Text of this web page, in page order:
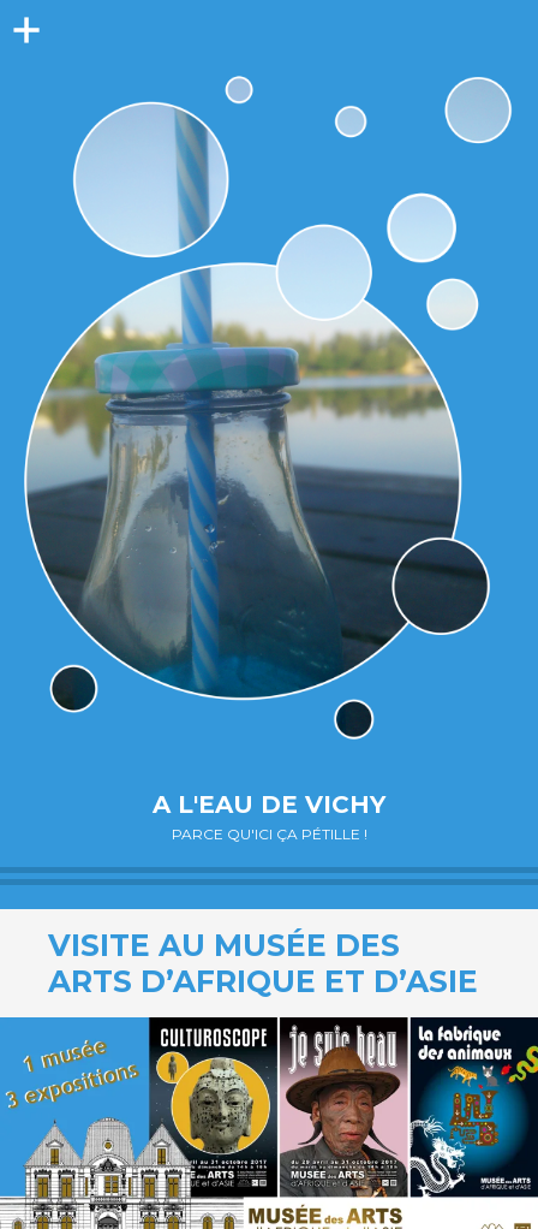
A L'EAU DE VICHY
PARCE QU'ICI ÇA PÉTILLE !
VISITE AU MUSÉE DES
ARTS D’AFRIQUE ET D’ASIE